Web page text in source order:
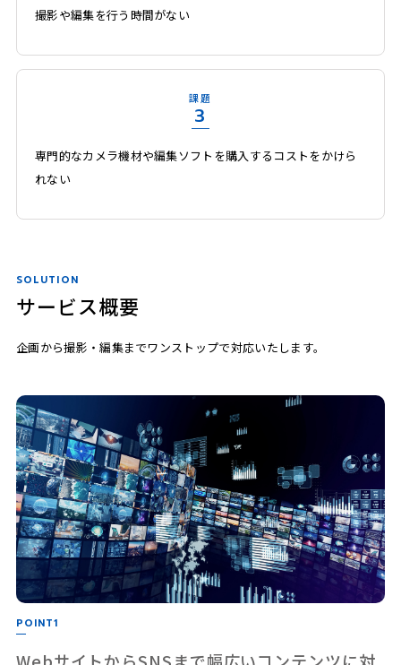
撮影や編集を行う時間がない
課題
3
専門的なカメラ機材や編集ソフトを購入するコストをかけら
れない
SOLUTION
サービス概要
企画から撮影・編集までワンストップで対応いたします。
POINT1
WebサイトからSNSまで幅広いコンテンツに対